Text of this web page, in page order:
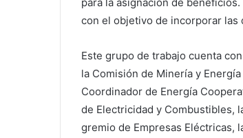
con el objetivo de incorporar las
Este grupo de trabajo cuenta
la Comisión de Minería y
Coordinador de Energía
de Electricidad y Combustibles,
gremio de Empresas Eléctricas,